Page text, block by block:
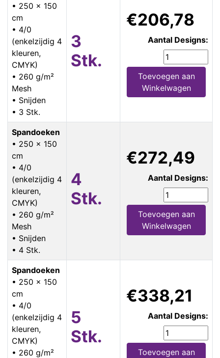
• 250 x 150
cm
• 4/0
(enkelzijdig 4
kleuren,
CMYK)
• 260 g/m²
Mesh
• Snijden
• 3 Stk.
3
Stk.
€206,78
Aantal Designs:
Toevoegen aan
Winkelwagen
Spandoeken
• 250 x 150
cm
• 4/0
(enkelzijdig 4
kleuren,
CMYK)
• 260 g/m²
Mesh
• Snijden
• 4 Stk.
4
Stk.
€272,49
Aantal Designs:
Toevoegen aan
Winkelwagen
Spandoeken
• 250 x 150
cm
• 4/0
(enkelzijdig 4
kleuren,
CMYK)
• 260 g/m²
5
Stk.
€338,21
Aantal Designs:
Toevoegen aan